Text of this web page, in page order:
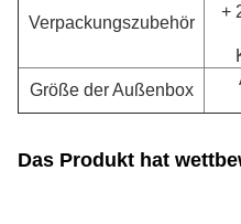
Verpackungszubehör
+
Größe der Außenbox
Das Produkt hat